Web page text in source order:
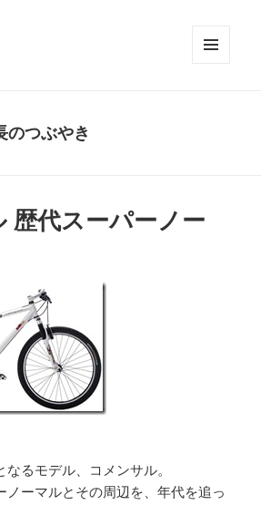
のつぶやき
歴代スーパーノー
るモデル、コメンサル。
ノーマルとその周辺を、年代を追っ